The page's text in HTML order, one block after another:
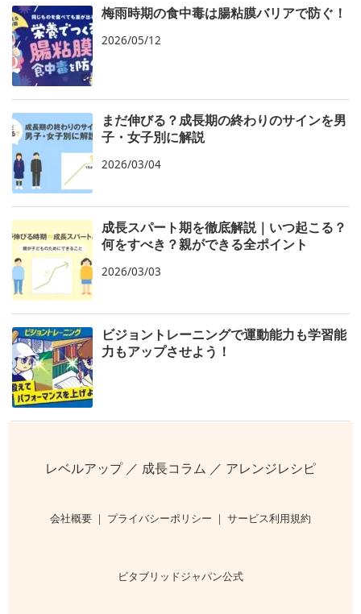
梅雨時期の食中毒は腸粘膜バリアで防ぐ！
2026/05/12
まだ伸びる？成長期の終わりのサインを男
子・女子別に解説
2026/03/04
成長スパート期を徹底解説｜いつ起こる？
何をすべき？親ができる全ポイント
2026/03/03
ビジョントレーニングで運動能力も学習能
力もアップさせよう！
レベルアップ／ 成長コラム ／ アレンジレシピ
会社概要 ｜ プライバシーポリシー ｜ サービス利用規約
ビタブリッドジャパン公式